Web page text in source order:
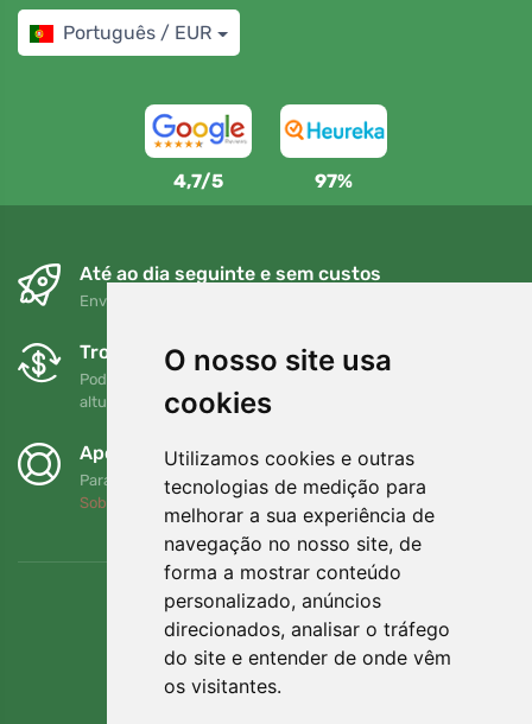
O nosso site usa
cookies
Utilizamos cookies e outras
tecnologias de medição para
melhorar a sua experiência de
navegação no nosso site, de
forma a mostrar conteúdo
personalizado, anúncios
direcionados, analisar o tráfego
do site e entender de onde vêm
os visitantes.
Português / EUR
4,7/5 97%
Até ao dia seguinte e sem custos
Envio gratuito para encomendas superiores a 80 EUR
Trocas e devoluções gratuitas
Pode devolver ou trocar a sua encomenda em qualquer
altura no prazo de 90 dias
Apoiamos a Trees.org
Para cada encomenda plantamos uma árvore! Leia mais
Sobre nós